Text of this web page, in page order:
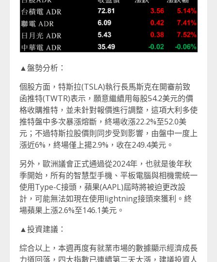
▲盤勢分析：
個股方面，特斯拉(TSLA)執行長馬斯克在開審前致
函推特(TWTR)表示，願意繼續用每股54.2美元的價
格收購推特，並未針對報價進行調整，這項大利多使
推特盤中多次暴漲熔斷，終場收漲22.2%至52.0美
元；不過特斯拉股價則同步受到影響，由盤中一度上
漲近6%，終場僅上揚2.9%，收在249.4美元。
另外，歐洲議會正式通過從2024年，也就是後年秋
季開始，所有的智慧型手機、平板電腦與相機需統一
使用Type-C接頭，蘋果(AAPL)屆時將被迫更改設
計，可能無法如現在使用lightning接頭來獲利。終
場蘋果上漲2.6%至146.1美元。
▲投資建議：
綜合以上，本週再度有就業市場的數據顯示經濟成長
力道回落，四大指數已連續第二天大漲，建議投資人